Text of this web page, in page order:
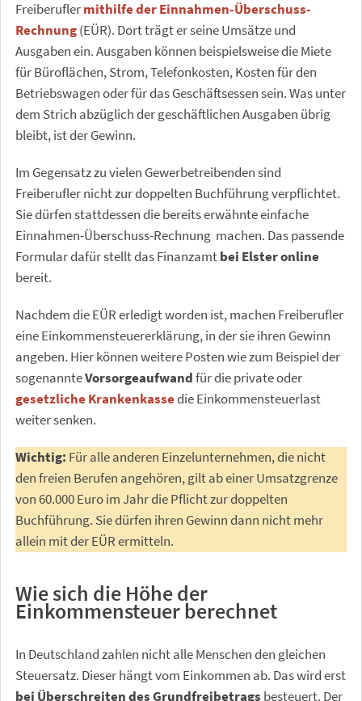
Freiberuflermithilfe der Einnahmen-Überschuss-
Rechnung(EÜR). Dort trägt er seine Umsätze und
Ausgaben ein. Ausgaben können beispielsweise die Miete
für Büroflächen, Strom, Telefonkosten, Kosten für den
Betriebswagen oder für das Geschäftsessen sein. Was unter
dem Strich abzüglich der geschäftlichen Ausgaben übrig
bleibt, ist der Gewinn.
Im Gegensatz zu vielen Gewerbetreibenden sind
Freiberufler nicht zur doppelten Buchführung verpflichtet.
Sie dürfen stattdessen die bereits erwähnte einfache
Einnahmen-Überschuss-Rechnung machen. Das passende
Formular dafür stellt das Finanzamtbei Elster online
bereit.
Nachdem die EÜR erledigt worden ist, machen Freiberufler
eine Einkommensteuererklärung, in der sie ihren Gewinn
angeben. Hier können weitere Posten wie zum Beispiel der
sogenannteVorsorgeaufwandfür die private oder
gesetzliche Krankenkassedie Einkommensteuerlast
weiter senken.
Wichtig: Für alle anderen Einzelunternehmen, die nicht
den freien Berufen angehören, gilt ab einer Umsatzgrenze
von 60.000 Euro im Jahr die Pflicht zur doppelten
Buchführung. Sie dürfen ihren Gewinn dann nicht mehr
allein mit der EÜR ermitteln.
Wie sich die Höhe der
Einkommensteuer berechnet
In Deutschland zahlen nicht alle Menschen den gleichen
Steuersatz. Dieser hängt vom Einkommen ab. Das wird erst
bei Überschreiten des Grundfreibetrags besteuert. Der